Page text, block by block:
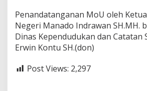
Penandatanganan MoU oleh
Negeri Manado Indrawan SH.MH.
Dinas Kependudukan dan Catatan
Erwin Kontu SH.(don)
Post Views: 2,297